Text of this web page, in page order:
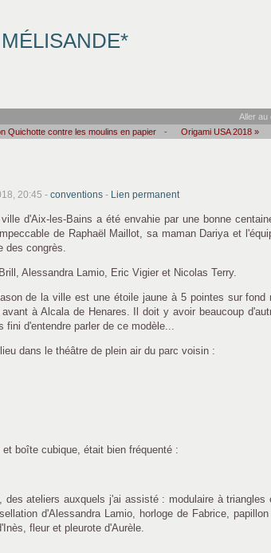
Aller au
Quichotte contre les moulins en papier
- Origami USA 2018 »
20:45 - conventions - Lien permanent
d'Aix-les-Bains a été envahie par une bonne
de Raphaël Maillot, sa maman Dariya et
congrès.
Alessandra Lamio, Eric Vigier et Nicolas Terry.
de la ville est une étoile jaune à 5 pointes sur fond
à Alcala de Henares. Il doit y avoir beaucoup
d'entendre parler de ce modèle...
dans le théâtre de plein air du parc voisin :
boîte cubique, était bien fréquenté :
des ateliers auxquels j'ai assisté : modulaire à triangles
d'Alessandra Lamio, horloge de Fabrice,
fleur et pleurote d'Aurèle.